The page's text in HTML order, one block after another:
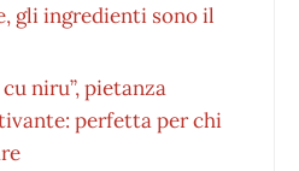
gli ingredienti sono il
niru”, pietanza
perfetta per chi